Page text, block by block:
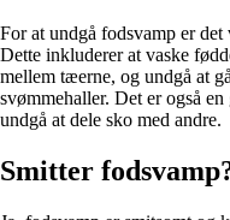
For at undgå fodsvamp er
Dette inkluderer at vaske
mellem tæerne, og undgå at
svømmehaller. Det er også
undgå at dele sko med andre.
Smitter